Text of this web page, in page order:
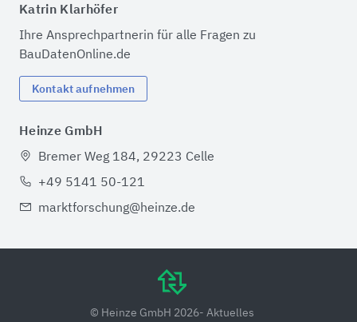
Katrin Klarhöfer
Ihre Ansprechpartnerin für alle Fragen zu
BauDatenOnline.de
Kontakt aufnehmen
Heinze GmbH
Bremer Weg 184, 29223 Celle
+49 5141 50-121
marktforschung@heinze.de
© Heinze GmbH 2026- Aktuelles